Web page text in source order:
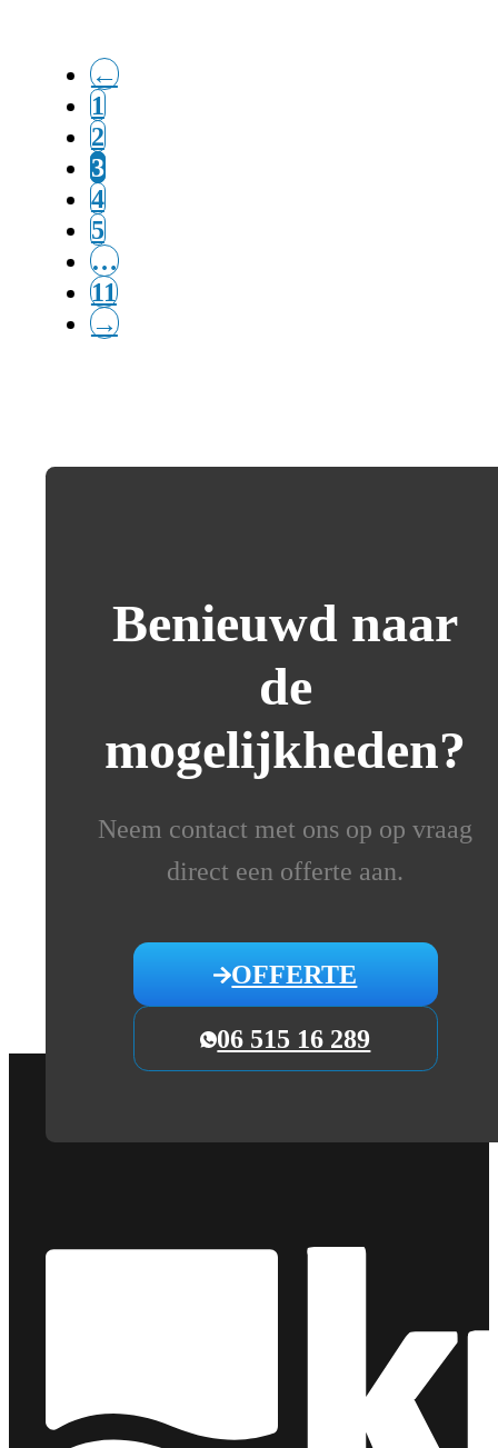
←
1
2
3
4
5
…
11
→
Benieuwd naar
de
mogelijkheden?
Neem contact met ons op op vraag
direct een offerte aan.
OFFERTE
06 515 16 289